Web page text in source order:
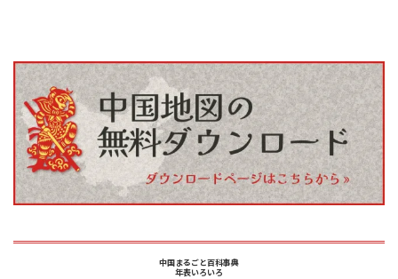
中国まるごと百科事典
年表いろいろ